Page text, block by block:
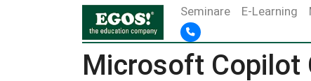
Seminare E-Learning
Microsoft Copilot